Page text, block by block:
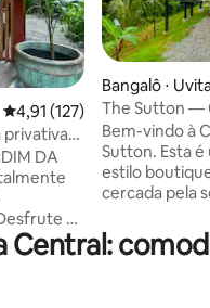
4,91 de uma avaliação
4,91 (127)
privativa
DA
da
na
a pé de
Bangalô ⋅
The Sutton —
Bem-vindo à
Sutton. Esta é
estilo
cercada pela
pessoa
uma
Central: